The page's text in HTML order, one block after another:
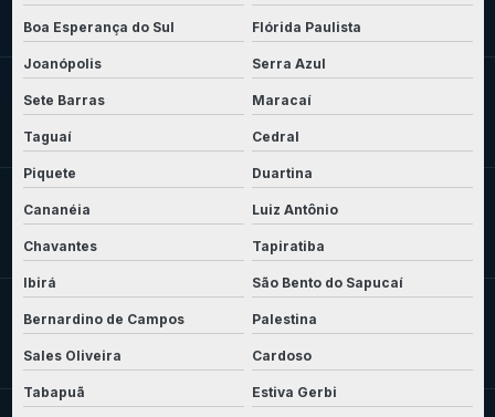
Boa Esperança do Sul Flórida Paulista
Joanópolis Serra Azul
Sete Barras Maracaí
Taguaí Cedral
Piquete Duartina
Cananéia Luiz Antônio
Chavantes Tapiratiba
Ibirá São Bento do Sapucaí
Bernardino de Campos Palestina
Sales Oliveira Cardoso
Tabapuã Estiva Gerbi